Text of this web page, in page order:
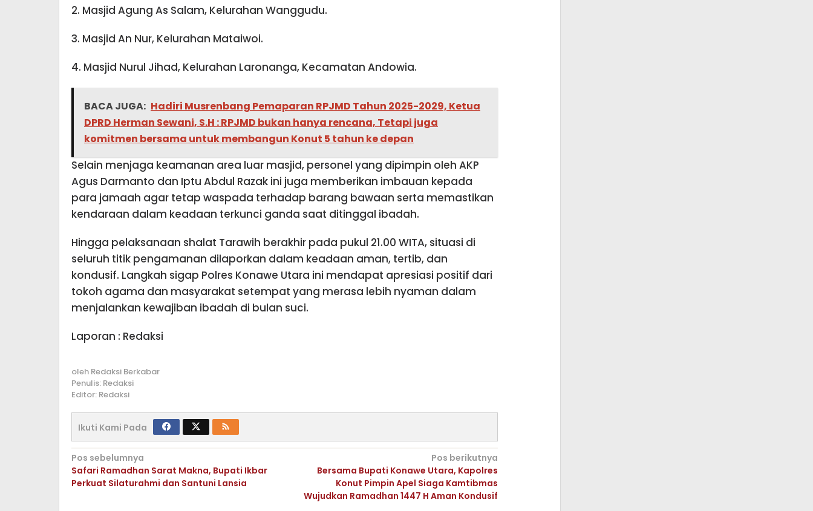
2. Masjid Agung As Salam, Kelurahan Wanggudu.
3. Masjid An Nur, Kelurahan Mataiwoi.
4. Masjid Nurul Jihad, Kelurahan Laronanga, Kecamatan Andowia.
BACA JUGA: Hadiri Musrenbang Pemaparan RPJMD Tahun 2025-2029, Ketua
DPRD Herman Sewani, S.H : RPJMD bukan hanya rencana, Tetapi juga
komitmen bersama untuk membangun Konut 5 tahun ke depan
Selain menjaga keamanan area luar masjid, personel yang dipimpin oleh AKP
Agus Darmanto dan Iptu Abdul Razak ini juga memberikan imbauan kepada
para jamaah agar tetap waspada terhadap barang bawaan serta memastikan
kendaraan dalam keadaan terkunci ganda saat ditinggal ibadah.
Hingga pelaksanaan shalat Tarawih berakhir pada pukul 21.00 WITA, situasi di
seluruh titik pengamanan dilaporkan dalam keadaan aman, tertib, dan
kondusif. Langkah sigap Polres Konawe Utara ini mendapat apresiasi positif dari
tokoh agama dan masyarakat setempat yang merasa lebih nyaman dalam
menjalankan kewajiban ibadah di bulan suci.
Laporan : Redaksi
oleh Redaksi Berkabar
Penulis: Redaksi
Editor: Redaksi
Ikuti Kami Pada
Navigasi
pos
Pos sebelumnya
Safari Ramadhan Sarat Makna, Bupati Ikbar
Perkuat Silaturahmi dan Santuni Lansia
Pos berikutnya
Bersama Bupati Konawe Utara, Kapolres
Konut Pimpin Apel Siaga Kamtibmas
Wujudkan Ramadhan 1447 H Aman Kondusif